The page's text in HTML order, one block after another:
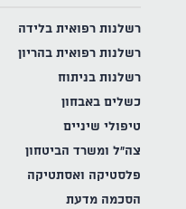
רשלנות רפואית בלידה
רשלנות רפואית בהריון
רשלנות בניתוח
כשלים באבחון
טיפולי שיניים
צה"ל ומשרד הביטחון
פלסטיקה ואסתטיקה
הסכמה מדעת